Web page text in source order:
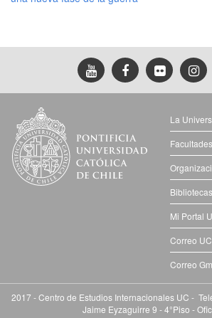
La
Facultades
Bibliotecas
Mi Portal
Correo UC
Correo
2017 - Centro de Estudios Internacionales UC -
Jaime Eyzaguirre 9 - 4°Piso -